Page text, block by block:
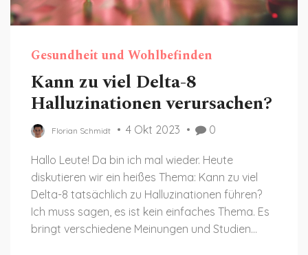
Gesundheit und Wohlbefinden
Kann zu viel Delta-8
Halluzinationen verursachen?
Florian Schmidt 4 Okt 2023 0
Hallo Leute! Da bin ich mal wieder. Heute
diskutieren wir ein heißes Thema: Kann zu viel
Delta-8 tatsächlich zu Halluzinationen führen?
Ich muss sagen, es ist kein einfaches Thema. Es
bringt verschiedene Meinungen und Studien